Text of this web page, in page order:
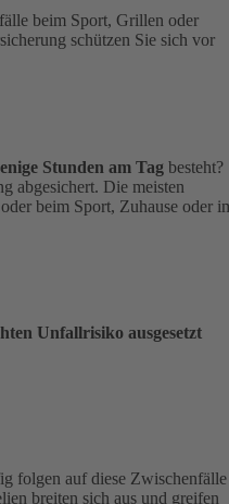
beim Sport, Grillen oder
schützen Sie sich vor
Stunden am Tag besteht?
abgesichert. Die meisten
beim Sport, Zuhause oder
Unfallrisiko ausgesetzt
folgen auf diese Zwischenfälle
breiten sich aus und greifen